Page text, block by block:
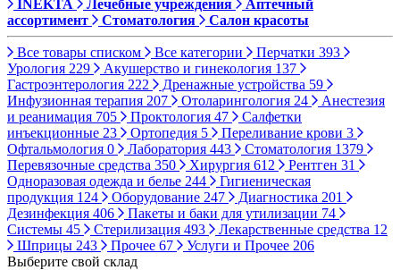
INEKTA Лечебные учреждения
Аптечный
ассортимент
Стоматология Салон красоты
Все товары списком Все категории Перчатки 393
Урология 229 Акушерство и гинекология 137
Гастроэнтерология 222 Дренажные устройства 59
Инфузионная терапия 207 Отоларингология 24
Анестезия
и реанимация 705 Проктология 47
Салфетки
инъекционные 23 Ортопедия 5 Переливание крови 3
Офтальмология 0 Лаборатория 443 Стоматология 1379
Перевязочные средства 350 Хирургия 612 Рентген 31
Одноразовая одежда и белье 244
Гигиеническая
продукция 124 Оборудование 247 Диагностика 201
Дезинфекция 406 Пакеты и баки для утилизации 74
Системы 45 Стерилизация 493 Лекарственные средства 12
Шприцы 243 Прочее 67 Услуги и Прочее 206
Выберите свой склад